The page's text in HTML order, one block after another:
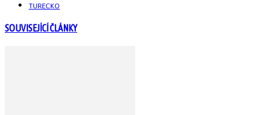
TURECKO
SOUVISEJÍCÍ ČLÁNKY